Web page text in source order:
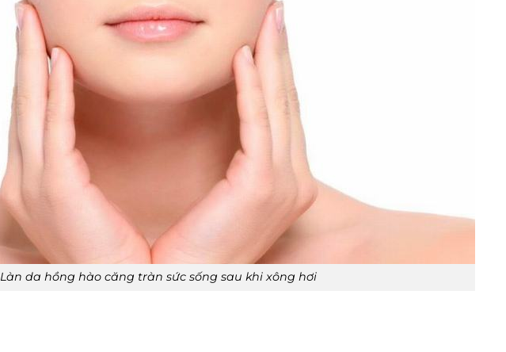
Làn da hồng hào căng tràn sức sống sau khi xông hơi